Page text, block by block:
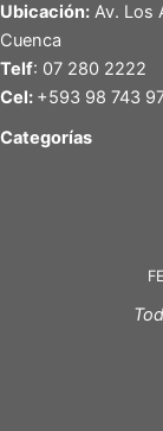
Ubicación: Av. Los
Cuenca
Telf: 07 280 2222
Cel: +593 98 743
Categorías